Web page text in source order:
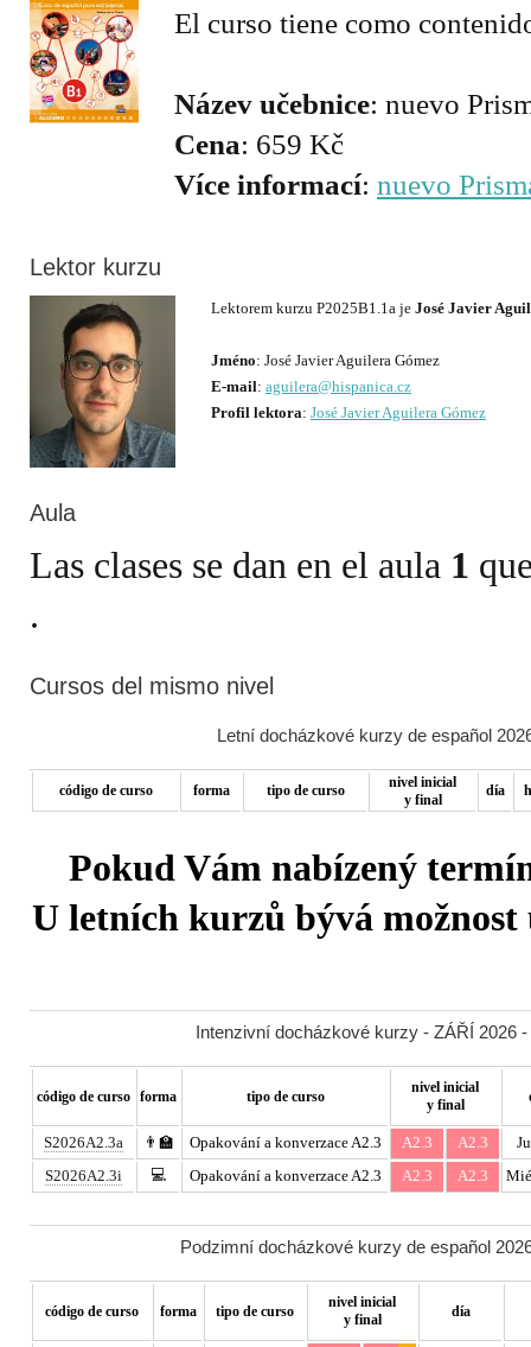
El curso tiene como
Název učebnice
Cena
Více informací: nuevo
Lektor kurzu
Lektorem kurzu P2025B1.1a je José Javier
Jméno
E-mail: aguilera@hispanica.cz
Profil lektora: José Javier Aguilera Gómez
Aula
Las clases se dan en el aula 1
Cursos del mismo nivel
Letní docházkové kurzy de español
código de curso forma tipo de curso
nivel inicial
y final
día
Pokud Vám nabízený
U letních kurzů bývá
Intenzivní docházkové kurzy - ZÁŘÍ 2026
código de curso forma tipo de curso
nivel inicial
y final
S2026A2.3a 👨‍🏫 Opakování a konverzace A2.3 A2.3 A2.3
S2026A2.3i
💻 Opakování a konverzace A2.3 A2.3 A2.3
Podzimní docházkové kurzy de español
código de curso forma tipo de curso
nivel inicial
y final
día